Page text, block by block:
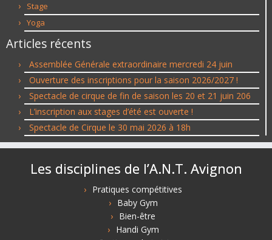
Stage
Yoga
Articles récents
Assemblée Générale extraordinaire mercredi 24 juin
Ouverture des inscriptions pour la saison 2026/2027 !
Spectacle de cirque de fin de saison les 20 et 21 juin 206
L’inscription aux stages d’été est ouverte !
Spectacle de Cirque le 30 mai 2026 à 18h
Les disciplines de l’A.N.T. Avignon
Pratiques compétitives
Baby Gym
Bien-être
Handi Gym